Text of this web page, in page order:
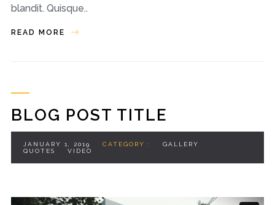
blandit. Quisque..
READ MORE
BLOG POST TITLE
JANUARY 1, 2019 CATEGORY :
GALLERY
QUOTES
VIDEO